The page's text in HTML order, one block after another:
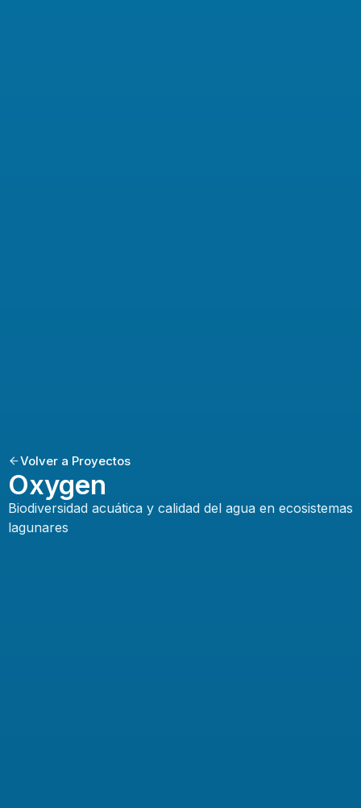
Volver a Proyectos
Oxygen
Biodiversidad acuática y calidad del agua en ecosistemas
lagunares